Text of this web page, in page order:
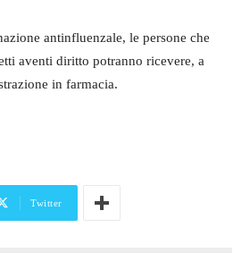
antinfluenzale, le persone che
aventi diritto potranno ricevere, a
in farmacia.
Twitter